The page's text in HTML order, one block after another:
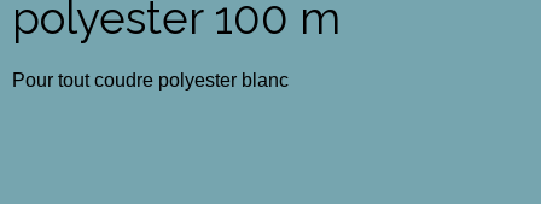
polyester 100 m
Pour tout coudre polyester blanc